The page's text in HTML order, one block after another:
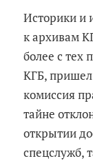
Историки и
к архивам
более с тех
КГБ, пришел
комиссия
тайне
открытии
спецслужб,